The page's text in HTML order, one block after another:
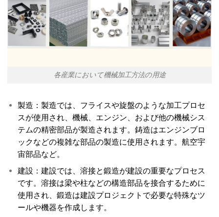
各産業において機械加工方法の用途
製造：製造では、フライスや旋盤のような加工プロセ
スが使用され、機械、エンジン、および他の機械シス
テムの精密部品が製造されます。鋳造はエンジンブロ
ックなどの複雑な部品の製造に使用されます。航空宇
宙部品など。
建設：建設では、溶接と鍛造が建設の重要なプロセス
です。溶接は梁や柱などの構造部品を接合するために
使用され、鍛造は建設プロジェクトで必要な特殊なツ
ールや機器を作成します。